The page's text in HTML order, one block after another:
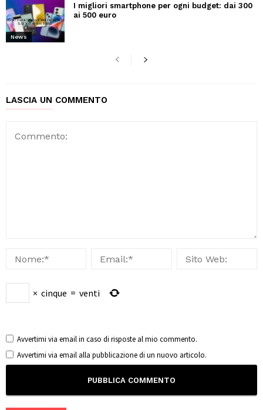
News
I migliori smartphone per ogni budget: dai 300
ai 500 euro
LASCIA UN COMMENTO
× cinque = venti
Avvertimi via email in caso di risposte al mio commento.
Avvertimi via email alla pubblicazione di un nuovo articolo.